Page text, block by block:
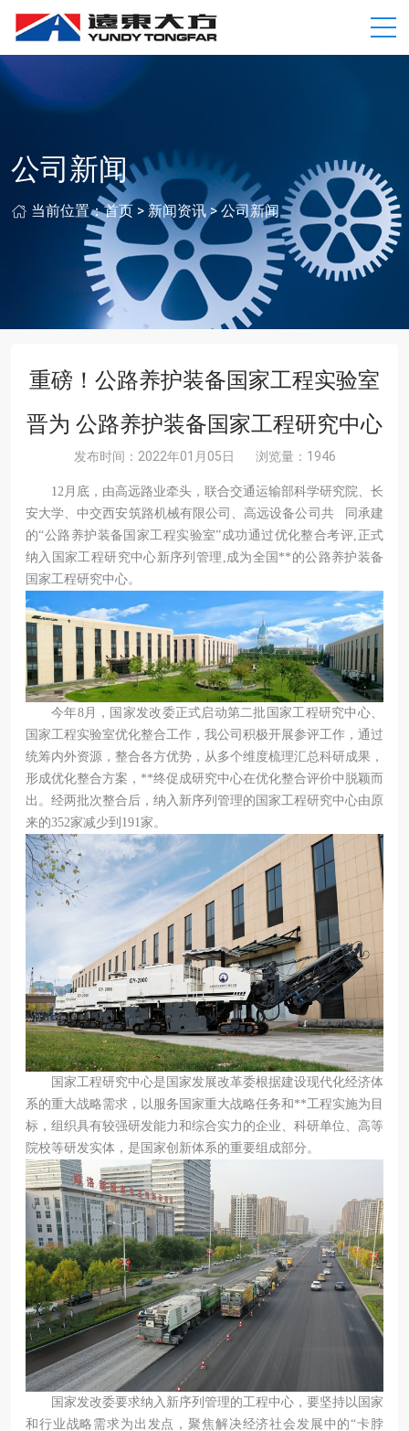
公司新闻
当前位置：首页 > 新闻资讯 >公司新闻
重磅！公路养护装备国家工程实验室
晋为 公路养护装备国家工程研究中心
发布时间：2022年01月05日 浏览量：1946
12月底，由高远路业牵头，联合交通运输部科学研究院、长
安大学、中交西安筑路机械有限公司、高远设备公司共 同承建
的“公路养护装备国家工程实验室”成功通过优化整合考评,正式
纳入国家工程研究中心新序列管理,成为全国**的公路养护装备
国家工程研究中心。
今年8月，国家发改委正式启动第二批国家工程研究中心、
国家工程实验室优化整合工作，我公司积极开展参评工作，通过
统筹内外资源，整合各方优势，从多个维度梳理汇总科研成果，
形成优化整合方案，**终促成研究中心在优化整合评价中脱颖而
出。经两批次整合后，纳入新序列管理的国家工程研究中心由原
来的352家减少到191家。
国家工程研究中心是国家发展改革委根据建设现代化经济体
系的重大战略需求，以服务国家重大战略任务和**工程实施为目
标，组织具有较强研发能力和综合实力的企业、科研单位、高等
院校等研发实体，是国家创新体系的重要组成部分。
国家发改委要求纳入新序列管理的工程中心，要坚持以国家
和行业战略需求为出发点，聚焦解决经济社会发展中的“卡脖